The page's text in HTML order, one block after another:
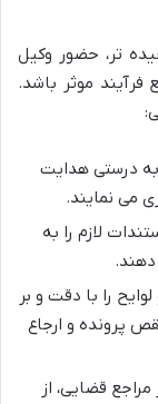
تر، حضور وکیل
موثر باشد.
به درستی هدایت
می نمایند.
لازم را به
را با دقت و بر
پرونده و ارجاع
قضایی، از